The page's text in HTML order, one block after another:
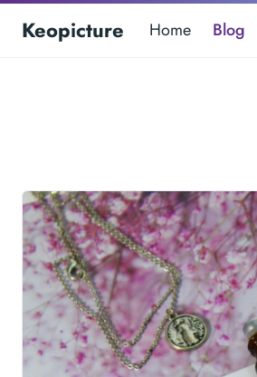
Keopicture Home Blog